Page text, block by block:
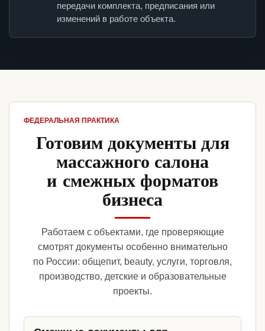
передачи комплекта, предписания или
изменений в работе объекта.
ФЕДЕРАЛЬНАЯ ПРАКТИКА
Готовим документы для
массажного салона
и смежных форматов
бизнеса
Работаем с объектами, где проверяющие
смотрят документы особенно внимательно
по России: общепит, beauty, услуги, торговля,
производство, детские и образовательные
проекты.